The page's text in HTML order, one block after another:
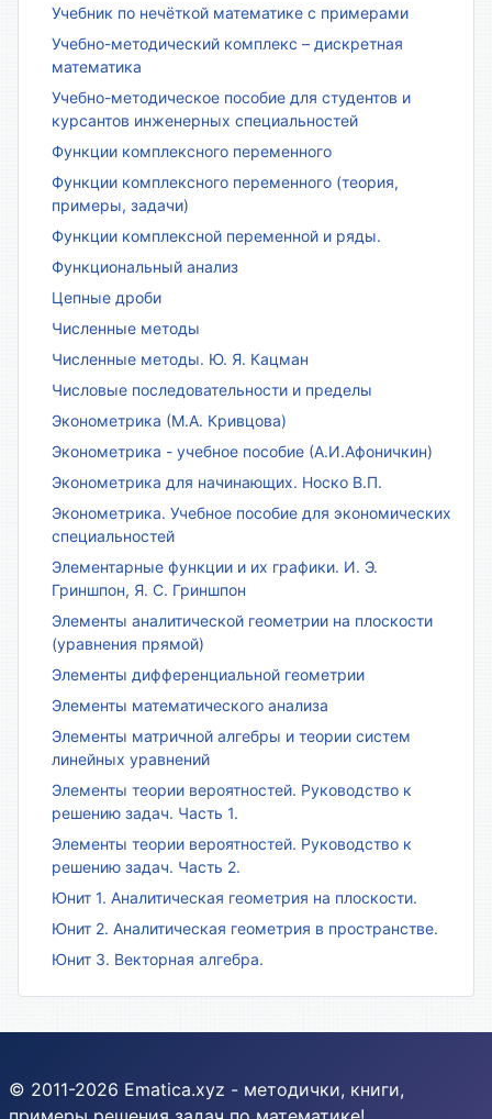
Учебник по нечёткой математике с примерами
Учебно-методический комплекс – дискретная
математика
Учебно-методическое пособие для студентов и
курсантов инженерных специальностей
Функции комплексного переменного
Функции комплексного переменного (теория,
примеры, задачи)
Функции комплексной переменной и ряды.
Функциональный анализ
Цепные дроби
Численные методы
Численные методы. Ю. Я. Кацман
Числовые последовательности и пределы
Эконометрика (М.А. Кривцова)
Эконометрика - учебное пособие (А.И.Афоничкин)
Эконометрика для начинающих. Носко В.П.
Эконометрика. Учебное пособие для экономических
специальностей
Элементарные функции и их графики. И. Э.
Гриншпон, Я. С. Гриншпон
Элементы аналитической геометрии на плоскости
(уравнения прямой)
Элементы дифференциальной геометрии
Элементы математического анализа
Элементы матричной алгебры и теории систем
линейных уравнений
Элементы теории вероятностей. Руководство к
решению задач. Часть 1.
Элементы теории вероятностей. Руководство к
решению задач. Часть 2.
Юнит 1. Аналитическая геометрия на плоскости.
Юнит 2. Аналитическая геометрия в пространстве.
Юнит 3. Векторная алгебра.
© 2011-2026 Ematica.xyz - методички, книги,